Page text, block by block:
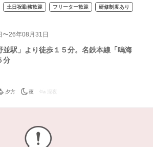
土日祝勤務歓迎 フリーター歓迎 研修制度あり
26年08月31日
並駅」より徒歩１５分。名鉄本線「鳴海
分
夕方 夜 深夜